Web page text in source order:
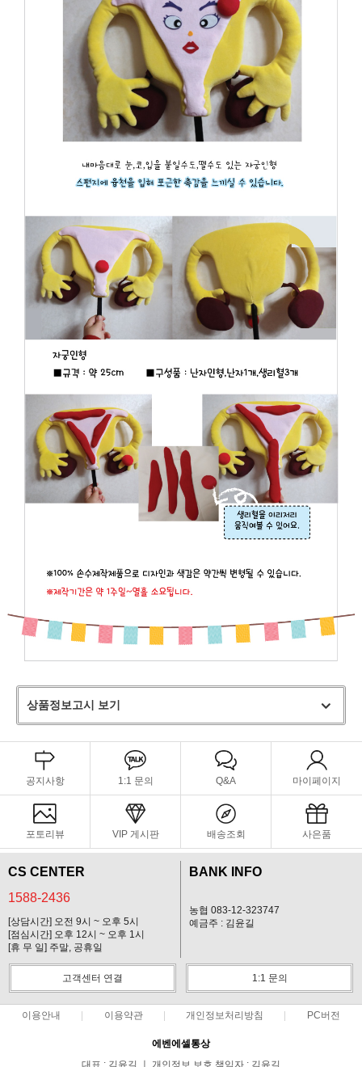
상품정보고시 보기
공지사항 1:1 문의 Q&A 마이페이지
포토리뷰 VIP 게시판 배송조회 사은품
CS CENTER
1588-2436
[상담시간] 오전 9시 ~ 오후 5시
[점심시간] 오후 12시 ~ 오후 1시
[휴 무 일] 주말, 공휴일
BANK INFO
농협 083-12-323747
예금주 : 김윤길
고객센터 연결 1:1 문의
이용안내 이용약관 개인정보처리방침 PC버전
에벤에셀통상